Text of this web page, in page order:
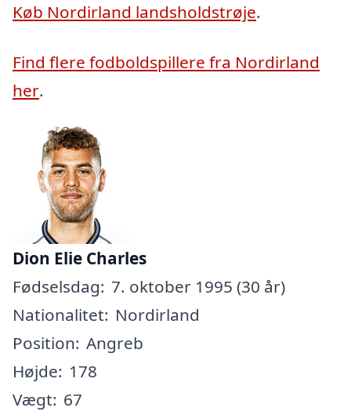
Køb Nordirland landsholdstrøje.
Find flere fodboldspillere fra Nordirland
her.
Dion Elie Charles
Fødselsdag: 7. oktober 1995 (30 år)
Nationalitet: Nordirland
Position: Angreb
Højde: 178
Vægt: 67